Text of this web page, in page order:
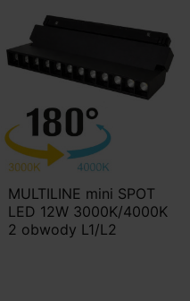
MULTILINE mini SPOT
LED 12W 3000K/4000K
2 obwody L1/L2